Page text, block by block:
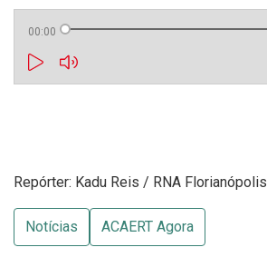
00:00
Repórter: Kadu Reis / RNA Florianópolis
Notícias ACAERT Agora